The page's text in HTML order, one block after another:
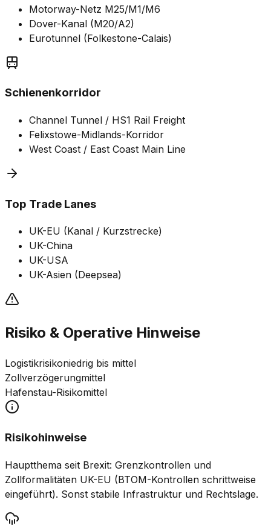
Motorway-Netz M25/M1/M6
Dover-Kanal (M20/A2)
Eurotunnel (Folkestone-Calais)
Schienenkorridor
Channel Tunnel / HS1 Rail Freight
Felixstowe-Midlands-Korridor
West Coast / East Coast Main Line
Top Trade Lanes
UK-EU (Kanal / Kurzstrecke)
UK-China
UK-USA
UK-Asien (Deepsea)
Risiko & Operative Hinweise
Logistikrisikoniedrig bis mittel
Zollverzögerungmittel
Hafenstau-Risikomittel
Risikohinweise
Hauptthema seit Brexit: Grenzkontrollen und
Zollformalitäten UK-EU (BTOM-Kontrollen schrittweise
eingeführt). Sonst stabile Infrastruktur und Rechtslage.